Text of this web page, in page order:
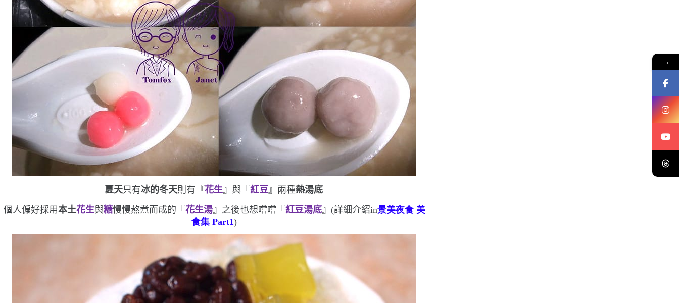
夏天只有冰的冬天則有『 花生』與『 紅豆』兩種熱湯底
個人偏好採用本土花生與糖慢慢熬煮而成的『花生湯』 之後也想嚐嚐『紅豆湯底』 (詳細介紹in景美夜食 美
食集 Part1)
→